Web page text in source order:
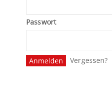
Passwort
Vergessen?